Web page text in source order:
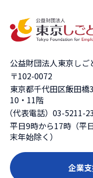
公益財団法人東京し
〒102-0072
東京都千代田区飯田
10・11階
（代表電話）03-5211-
平日9時から17時（平
末年始除く）
企業